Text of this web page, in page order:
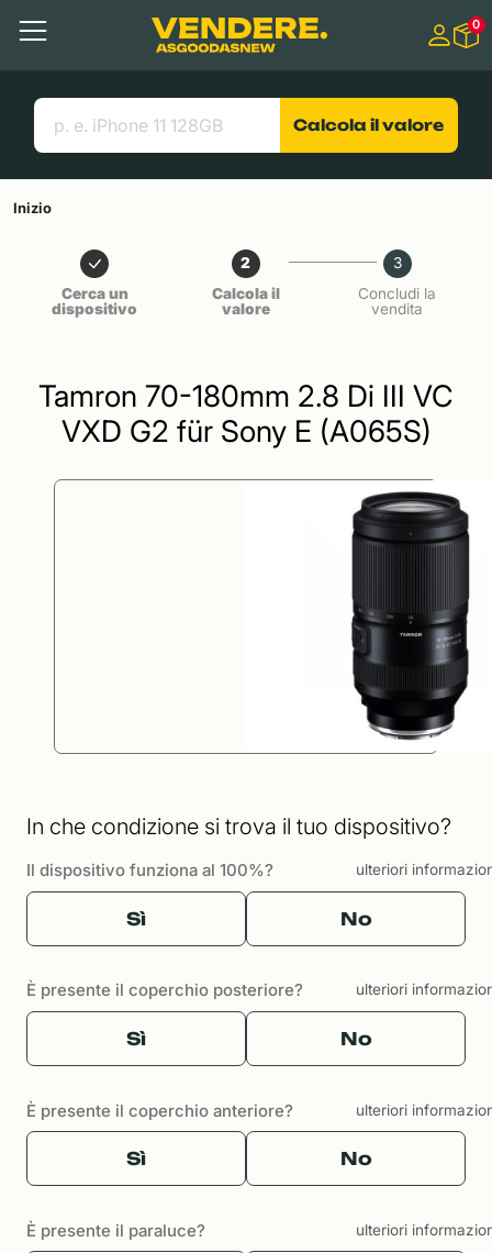
Contenuto principale
Menu
Cerca
Link utili
0
Calcola il valore
Inizio
Cerca un
dispositivo
2
Calcola il
valore
3
Concludi la
vendita
Tamron 70-180mm 2.8 Di III VC
VXD G2 für Sony E (A065S)
In che condizione si trova il tuo dispositivo?
Il dispositivo funziona al 100%? ulteriori
Sì No
È presente il coperchio posteriore? ulteriori
Sì No
È presente il coperchio anteriore? ulteriori
Sì No
È presente il paraluce? ulteriori